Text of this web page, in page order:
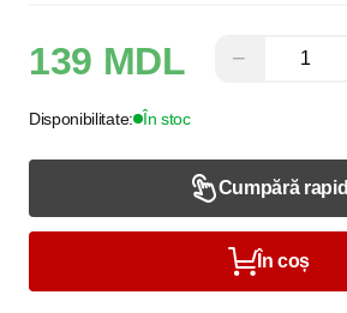
139 MDL −
Disponibilitate: În stoc
Cumpără rapid
În coș